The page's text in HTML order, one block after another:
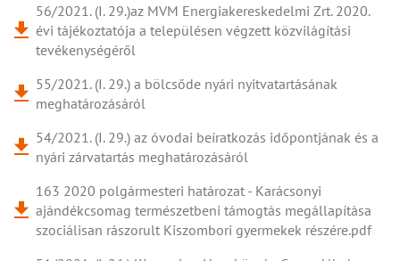
56/2021. (I. 29.)az MVM Energiakereskedelmi Zrt. 2020.
évi tájékoztatója a településen végzett közvilágítási
tevékenységéről
55/2021. (I. 29.) a bölcsőde nyári nyitvatartásának
meghatározásáról
54/2021. (I. 29.) az óvodai beíratkozás időpontjának és a
nyári zárvatartás meghatározásáról
163 2020 polgármesteri határozat - Karácsonyi
ajándékcsomag természetbeni támogtás megállapítása
szociálisan rászorult Kiszombori gyermekek részére.pdf